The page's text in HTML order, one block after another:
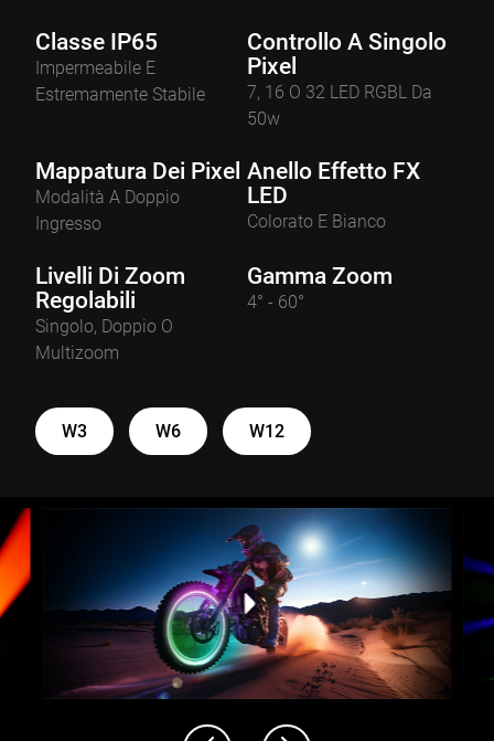
Classe IP65
Impermeabile E
Estremamente Stabile
Controllo A Singolo
Pixel
7, 16 O 32 LED RGBL Da
50w
Mappatura Dei Pixel
Modalità A Doppio
Ingresso
Anello Effetto FX
LED
Colorato E Bianco
Livelli Di Zoom
Regolabili
Singolo, Doppio O
Multizoom
Gamma Zoom
4° - 60°
W3 W6 W12